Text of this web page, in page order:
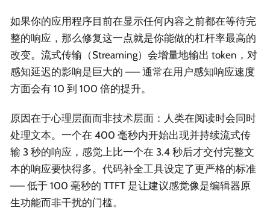
如果你的应用程序目前在显示任何内容之前都在等待完
整的响应，那么修复这一点就是你能做的杠杆率最高的
改变。流式传输（Streaming）会增量地输出 token，对
感知延迟的影响是巨大的 —— 通常在用户感知响应速度
方面会有 10 到 100 倍的提升。
原因在于心理层面而非技术层面：人类在阅读时会同时
处理文本。一个在 400 毫秒内开始出现并持续流式传
输 3 秒的响应，感觉上比一个在 3.4 秒后才交付完整文
本的响应要快得多。代码补全工具设定了更严格的标准
—— 低于 100 毫秒的 TTFT 是让建议感觉像是编辑器原
生功能而非干扰的门槛。